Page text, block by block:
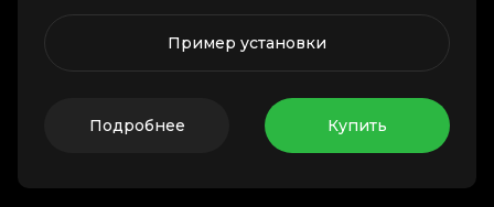
Пример установки
Подробнее Купить